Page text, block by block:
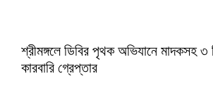
শ্রীমঙ্গলে ডিবির পৃথক অভিযানে মাদকসহ ৩
কারবারি গ্রেপ্তার